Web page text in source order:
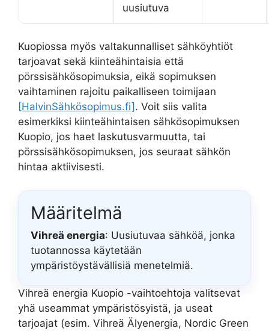
uusiutuva
Kuopiossa myös valtakunnalliset sähköyhtiöt
tarjoavat sekä kiinteähintaisia että
pörssisähkösopimuksia, eikä sopimuksen
vaihtaminen rajoitu paikalliseen toimijaan
[HalvinSähkösopimus.fi] . Voit siis valita
esimerkiksi kiinteähintaisen sähkösopimuksen
Kuopio, jos haet laskutusvarmuutta, tai
pörssisähkösopimuksen, jos seuraat sähkön
hintaa aktiivisesti.
Määritelmä
Vihreä energia: Uusiutuvaa sähköä, jonka
tuotannossa käytetään
ympäristöystävällisiä menetelmiä.
Vihreä energia Kuopio -vaihtoehtoja valitsevat
yhä useammat ympäristösyistä, ja useat
tarjoajat (esim. Vihreä Älyenergia, Nordic Green